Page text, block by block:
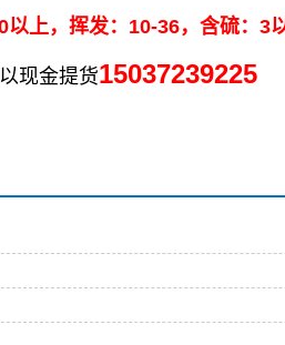
上，挥发：10-36，含硫：3
现金提货15037239225